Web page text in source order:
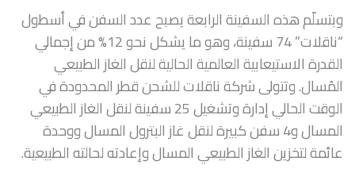
وبتسلّم هذه السفينة الرابعة يصبح عدد السفن في أسطول
“ناقلات” 74 سفينة، وهو ما يشكل نحو 12% من إجمالي
القدرة الاستيعابية العالمية الحالية لنقل الغاز الطبيعي
المُسال. وتتولى شركة ناقلات للشحن قطر المحدودة في
الوقت الحالي إدارة وتشغيل 25 سفينة لنقل الغاز الطبيعي
المسال و4 سفن كبيرة لنقل غاز البترول المسال ووحدة
عائمة لتخزين الغاز الطبيعي المسال وإعادته لحالته الطبيعية.